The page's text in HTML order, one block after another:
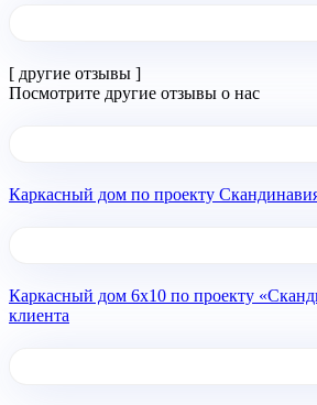
[ другие отзывы ]
Посмотрите другие отзывы о нас
Каркасный дом по проекту
Каркасный дом 6х10 по проекту
клиента